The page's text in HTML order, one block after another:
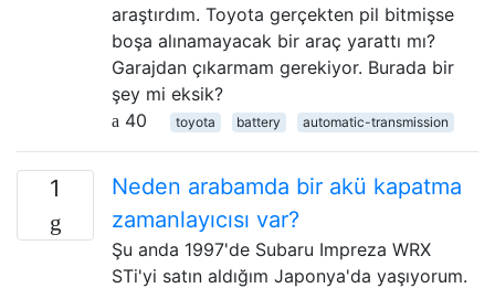
araştırdım. Toyota gerçekten pil bitmişse
boşa alınamayacak bir araç yarattı mı?
Garajdan çıkarmam gerekiyor. Burada bir
şey mi eksik?
40
toyota battery automatic-transmission
1
Neden arabamda bir akü kapatma
zamanlayıcısı var?
Şu anda 1997'de Subaru Impreza WRX
STi'yi satın aldığım Japonya'da yaşıyorum.